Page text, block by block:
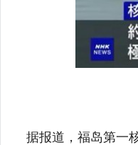
据报道，福岛第一核